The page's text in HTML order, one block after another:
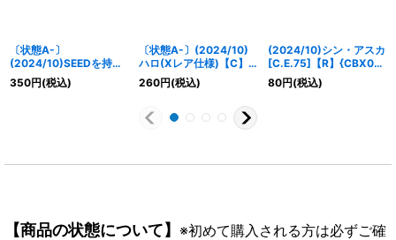
〔状態A-〕
(2024/10)SEEDを持つ
者(Xレア仕様)【C】
{CB13-076}《白》
350円(税込)
〔状態A-〕(2024/10)
ハロ(Xレア仕様)【C】
{SD52-013}《白》
260円(税込)
(2024/10)シン・アスカ
[C.E.75]【R】{CBX01-
016}《白》
80円(税込)
【商品の状態について】 ※初めて購入される方は必ずご確